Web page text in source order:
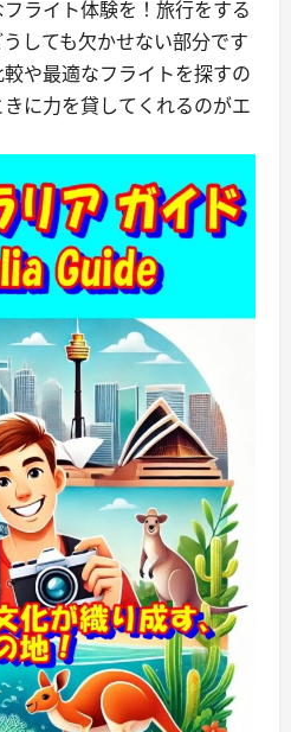
ライト体験を！旅行をする
しても欠かせない部分です
や最適なフライトを探すの
に力を貸してくれるのがエ